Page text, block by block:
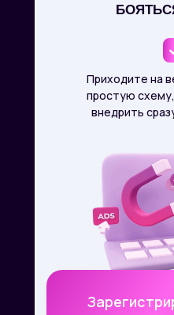
Приходите на
простую
внедрить